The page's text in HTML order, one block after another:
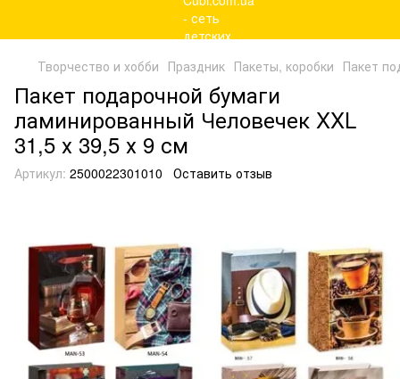
Творчество и хобби Праздник Пакеты, коробки Пакет
Пакет подарочной бумаги
ламинированный Человечек XXL
31,5 х 39,5 х 9 см
Артикул: 2500022301010 Оставить отзыв